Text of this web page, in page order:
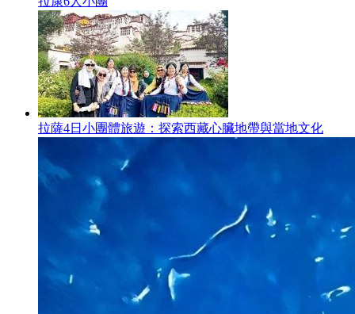
拉薩4日小團體旅遊：探索西藏心臟地帶與當地文化